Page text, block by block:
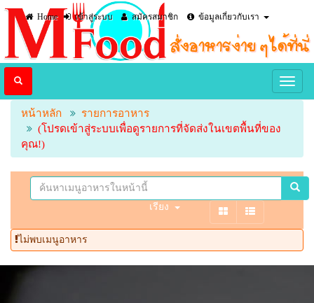
Home เข้าสู่ระบบ สมัครสมาชิก ข้อมูลเกี่ยวกับเรา
หน้าหลัก
รายการอาหาร
(โปรดเข้าสู่ระบบเพื่อดูรายการที่จัดส่งในเขตพื้นที่ของ
คุณ!)
เรียง
ไม่พบเมนูอาหาร